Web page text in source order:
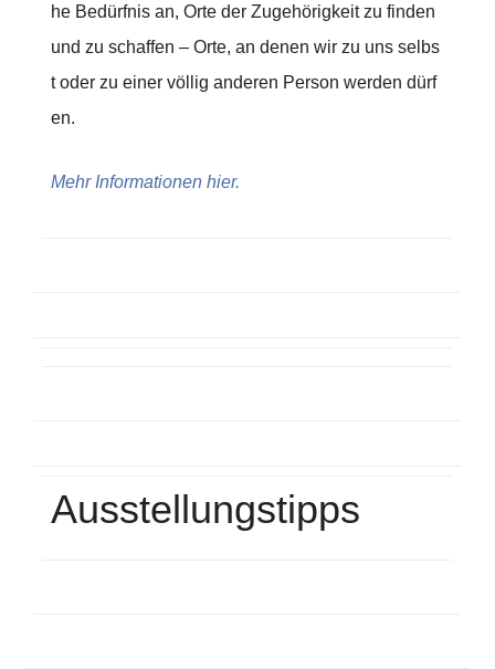
he Bedürfnis an, Orte der Zugehörigkeit zu finden
und zu schaffen – Orte, an denen wir zu uns selbs
t oder zu einer völlig anderen Person werden dürf
en.
Mehr Informationen hier.
Ausstellungstipps